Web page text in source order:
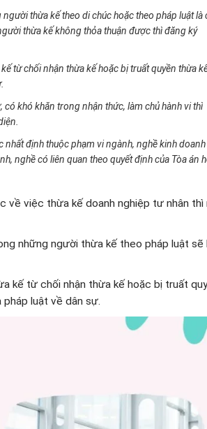
thừa kế theo di chúc hoặc theo pháp luật là
thừa kế không thỏa thuận được thì đăng ký
từ chối nhận thừa kế hoặc bị truất quyền thừa
khó khăn trong nhận thức, làm chủ hành vi thì
định thuộc phạm vi ngành, nghề kinh doanh
nghề có liên quan theo quyết định của Tòa án
về việc thừa kế doanh nghiệp tư nhân thì
những người thừa kế theo pháp luật sẽ
kế từ chối nhận thừa kế hoặc bị truất
luật về dân sự.